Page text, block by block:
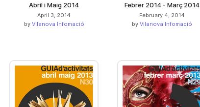
Abril i Maig 2014
April 3, 2014
by Vilanova Infomació
Febrer 2014 - Març 2014
February 4, 2014
by Vilanova Infomació